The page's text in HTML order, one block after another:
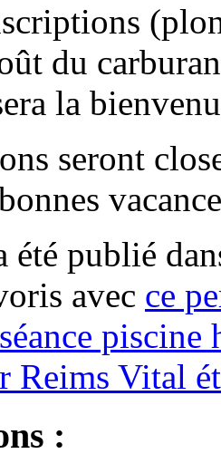
du
la
seront
été publié
avec ce
piscine
Reims Vital
: